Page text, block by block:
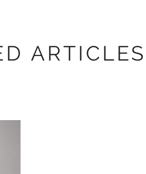
ARTICLES